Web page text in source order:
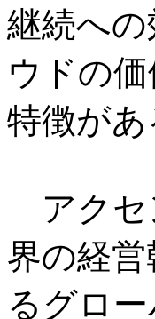
継続へ
ウドの
特徴が
アクセ
界の経
るグロ